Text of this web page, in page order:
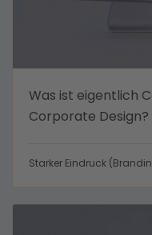
Was ist eigentlich
Corporate Design?
Starker Eindruck